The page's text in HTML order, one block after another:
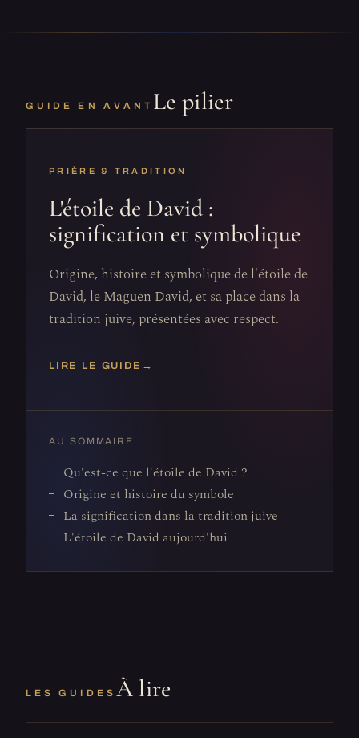
GUIDE EN AVANT Le pilier
PRIÈRE & TRADITION
L'étoile de David :
signification et symbolique
Origine, histoire et symbolique de l'étoile de
David, le Maguen David, et sa place dans la
tradition juive, présentées avec respect.
LIRE LE GUIDE →
AU SOMMAIRE
Qu'est-ce que l'étoile de David ?
Origine et histoire du symbole
La signification dans la tradition juive
L'étoile de David aujourd'hui
LES GUIDES À lire